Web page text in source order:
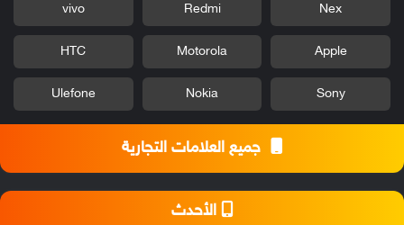
Nex
Redmi
vivo
Apple
Motorola
HTC
Sony
Nokia
Ulefone
جميع العلامات التجارية
الأحدث